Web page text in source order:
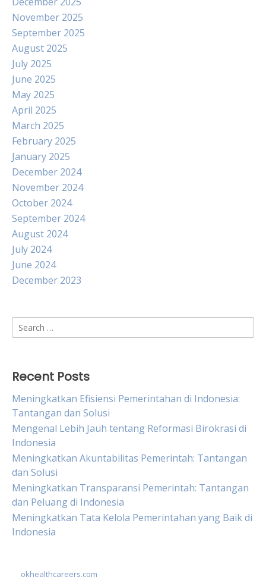
November 2025
September 2025
August 2025
July 2025
June 2025
May 2025
April 2025
March 2025
February 2025
January 2025
December 2024
November 2024
October 2024
September 2024
August 2024
July 2024
June 2024
December 2023
Search
for:
Recent Posts
Meningkatkan Efisiensi Pemerintahan di Indonesia:
Tantangan dan Solusi
Mengenal Lebih Jauh tentang Reformasi Birokrasi di
Indonesia
Meningkatkan Akuntabilitas Pemerintah: Tantangan
dan Solusi
Meningkatkan Transparansi Pemerintah: Tantangan
dan Peluang di Indonesia
Meningkatkan Tata Kelola Pemerintahan yang Baik di
Indonesia
okhealthcareers.com